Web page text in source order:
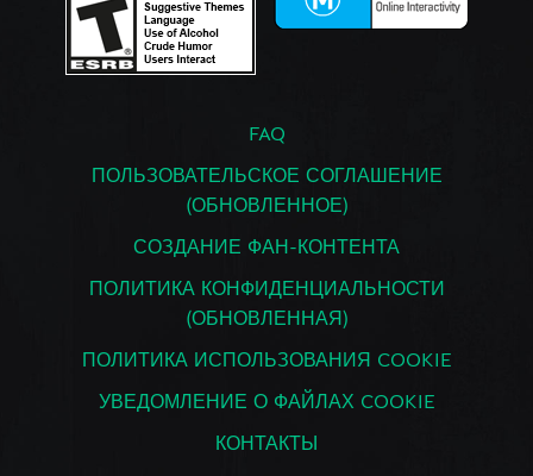
FAQ
ПОЛЬЗОВАТЕЛЬСКОЕ СОГЛАШЕНИЕ
(ОБНОВЛЕННОЕ)
СОЗДАНИЕ ФАН-КОНТЕНТА
ПОЛИТИКА КОНФИДЕНЦИАЛЬНОСТИ
(ОБНОВЛЕННАЯ)
ПОЛИТИКА ИСПОЛЬЗОВАНИЯ COOKIE
УВЕДОМЛЕНИЕ О ФАЙЛАХ COOKIE
КОНТАКТЫ